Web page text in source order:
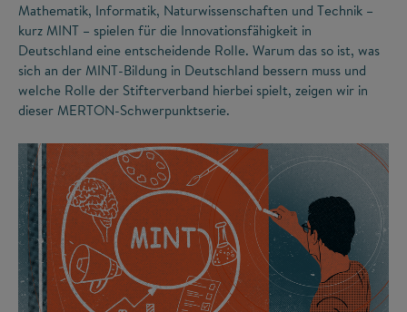
Mathematik, Informatik, Naturwissenschaften und Technik –
kurz MINT – spielen für die Innovationsfähigkeit in
Deutschland eine entscheidende Rolle. Warum das so ist, was
sich an der MINT-Bildung in Deutschland bessern muss und
welche Rolle der Stifterverband hierbei spielt, zeigen wir in
dieser MERTON-Schwerpunktserie.